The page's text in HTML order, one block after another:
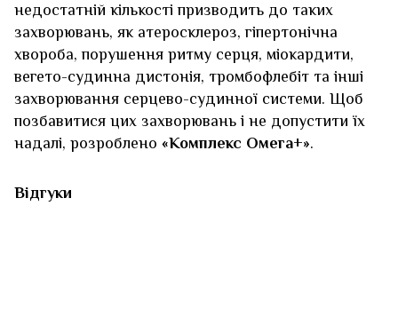
недостатній кількості призводить до таких
захворювань, як атеросклероз, гіпертонічна
хвороба, порушення ритму серця, міокардити,
вегето-судинна дистонія, тромбофлебіт та інші
захворювання серцево-судинної системи. Щоб
позбавитися цих захворювань і не допустити їх
надалі, розроблено «Комплекс Омега+».
Відгуки